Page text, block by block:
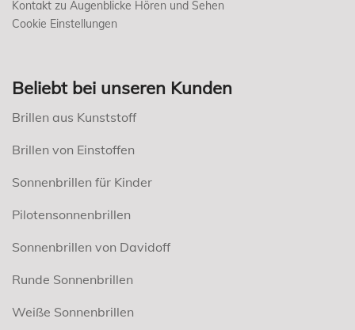
Kontakt zu Augenblicke Hören und Sehen
Cookie Einstellungen
Beliebt bei unseren Kunden
Brillen aus Kunststoff
Brillen von Einstoffen
Sonnenbrillen für Kinder
Pilotensonnenbrillen
Sonnenbrillen von Davidoff
Runde Sonnenbrillen
Weiße Sonnenbrillen